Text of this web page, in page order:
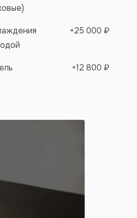
+25 000 ₽
+12 800 ₽